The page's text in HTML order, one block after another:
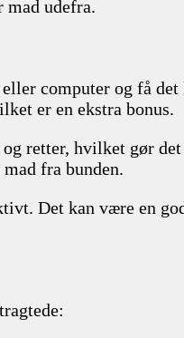
udefra.
computer og få
er en ekstra bonus.
retter, hvilket gør
fra bunden.
Det kan være en